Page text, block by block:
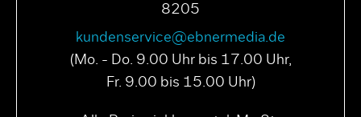
8205
kundenservice@ebnermedia.de
(Mo. - Do. 9.00 Uhr bis 17.00 Uhr,
Fr. 9.00 bis 15.00 Uhr)